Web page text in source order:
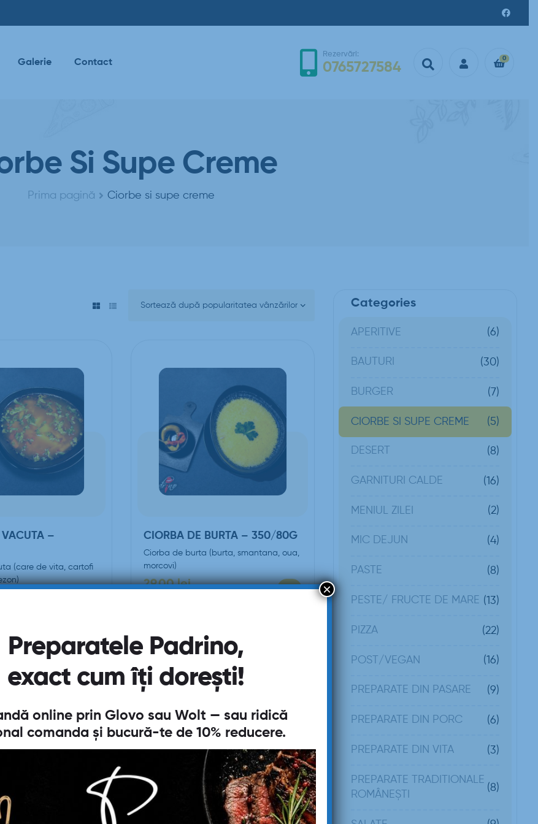
Galerie Contact
Rezervări:
0765727584
0
Si Supe Creme
Prima pagină Ciorbe si supe creme
–
(care de vita, cartofi
CIORBA DE BURTA – 350/80G
Ciorba de burta (burta, smantana, oua,
morcovi)
29,00lei
Categories
APERITIVE (6)
BAUTURI (30)
BURGER (7)
CIORBE SI SUPE CREME (5)
DESERT (8)
GARNITURI CALDE (16)
MENIUL ZILEI (2)
MIC DEJUN (4)
PASTE (8)
PESTE/ FRUCTE DE MARE (13)
PIZZA (22)
POST/VEGAN (16)
PREPARATE DIN PASARE (9)
PREPARATE DIN PORC (6)
PREPARATE DIN VITA (3)
PREPARATE TRADITIONALE
ROMÂNEȘTI
(8)
Preparatele Padrino,
exact cum îți dorești!
online prin Glovo sau Wolt — sau ridică
comanda și bucură-te de 10% reducere.
×